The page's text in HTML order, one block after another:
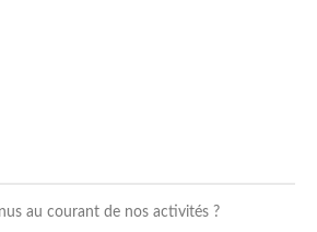
au courant de nos activités ?